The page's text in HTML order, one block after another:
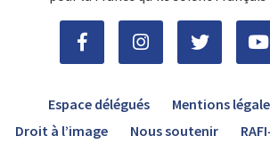
Espace délégués Mentions
Droit à l’image
Nous soutenir